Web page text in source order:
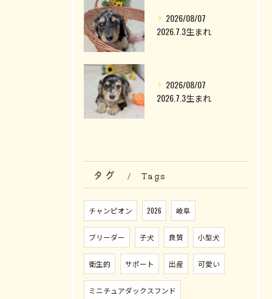
2026/08/07
2026.7.3生まれ
2026/08/07
2026.7.3生まれ
タグ Tags
チャンピオン 2026 岐阜
ブリーダー 子犬 良質 小型犬
衛生的 サポート 出産 可愛い
ミニチュアダックスフンド